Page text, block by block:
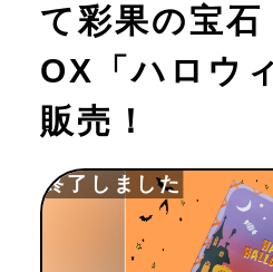
て彩果の宝
OX「ハロウ
販売！
終了しました